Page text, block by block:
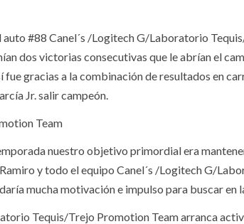
#88 Canel´s /Logitech G/Laboratorio
dos victorias consecutivas que le abrían el
gracias a la combinación de resultados en
Jr. salir campeón.
Team
nuestro objetivo primordial era
y todo el equipo Canel´s /Logitech G/
mucha motivación e impulso para buscar en
Tequis/Trejo Promotion Team arranca